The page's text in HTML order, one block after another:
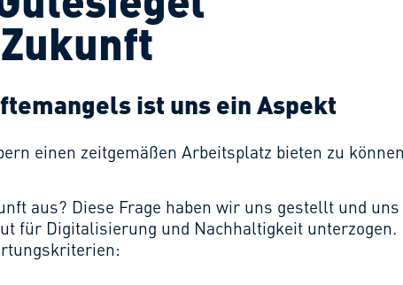
ist uns ein Aspekt
einen zeitgemäßen Arbeitsplatz bieten zu
aus? Diese Frage haben wir uns gestellt und uns
für Digitalisierung und Nachhaltigkeit unterzogen.